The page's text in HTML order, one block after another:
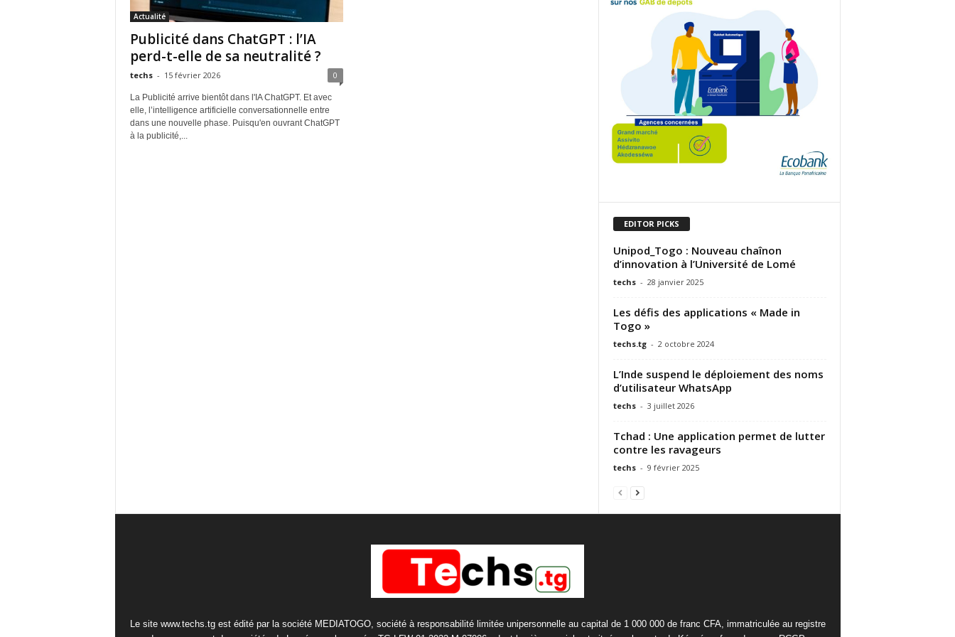
Actualité
Publicité dans ChatGPT : l’IA
perd-t-elle de sa neutralité ?
techs - 15 février 2026 0
La Publicité arrive bientôt dans l'IA ChatGPT. Et avec
elle, l’intelligence artificielle conversationnelle entre
dans une nouvelle phase. Puisqu'en ouvrant ChatGPT
à la publicité,...
EDITOR PICKS
Unipod_Togo : Nouveau chaînon
d’innovation à l’Université de Lomé
techs - 28 janvier 2025
Les défis des applications « Made in
Togo »
techs.tg - 2 octobre 2024
L’Inde suspend le déploiement des noms
d’utilisateur WhatsApp
techs - 3 juillet 2026
Tchad : Une application permet de lutter
contre les ravageurs
techs - 9 février 2025
Le site www.techs.tg est édité par la société MEDIATOGO, société à responsabilité limitée unipersonnelle au capital de 1 000 000 de franc CFA, immatriculée au registre